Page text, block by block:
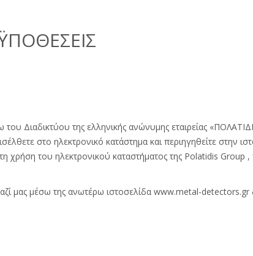
Διαδικτύου της ελληνικής ανώνυμης εταιρείας
στο ηλεκτρονικό κατάστημα και περιηγηθείτε στην
χρήση του ηλεκτρονικού καταστήματος της Polatidis Group
μας μέσω της ανωτέρω ιστοσελίδα www.metal-detectors.gr